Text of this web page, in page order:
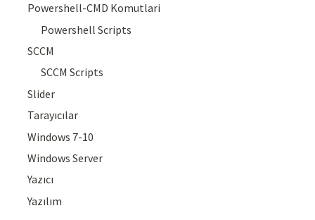
Powershell-CMD Komutlari
Powershell Scripts
SCCM
SCCM Scripts
Slider
Tarayıcılar
Windows 7-10
Windows Server
Yazıcı
Yazılım